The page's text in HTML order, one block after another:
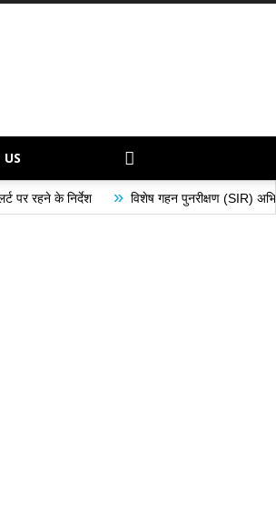
» विशेष गहन पुनरीक्षण (SIR) अभियान के अंतर्गत मतदान